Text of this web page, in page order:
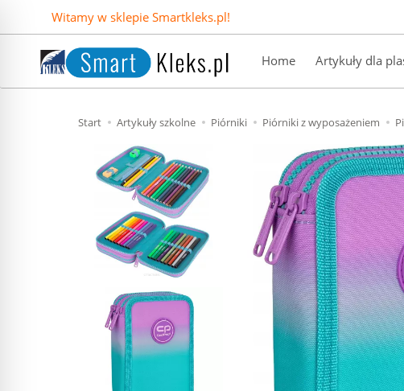
Witamy w sklepie Smartkleks.pl!
Home Artykuły dla
Start Artykuły szkolne Piórniki Piórniki z wyposażeniem